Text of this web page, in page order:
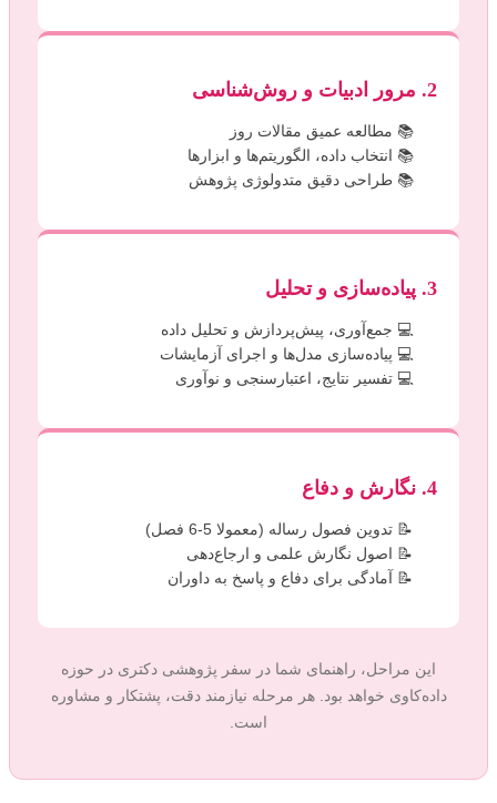
مطالعه عمیق مقالات روز
انتخاب داده، الگوریتم‌ها و ابزارها
طراحی دقیق متدولوژی پژوهش
جمع‌آوری، پیش‌پردازش و تحلیل داده
پیاده‌سازی مدل‌ها و اجرای آزمایشات
تفسیر نتایج، اعتبارسنجی و نوآوری
تدوین فصول رساله (معمولا 5-6 فصل)
اصول نگارش علمی و ارجاع‌دهی
آمادگی برای دفاع و پاسخ به داوران
این مراحل، راهنمای شما در سفر پژوهشی دکتری در حوزه
داده‌کاوی خواهد بود. هر مرحله نیازمند دقت، پشتکار و مشاوره
است.